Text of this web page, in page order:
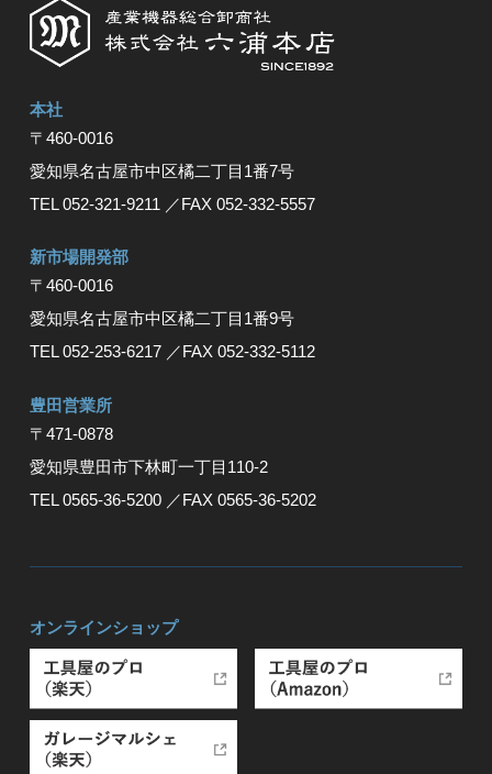
本社
〒460-0016
愛知県名古屋市中区橘⼆丁⽬1番7号
TEL 052-321-9211 ／FAX 052-332-5557
新市場開発部
〒460-0016
愛知県名古屋市中区橘二丁目1番9号
TEL 052-253-6217 ／FAX 052-332-5112
豊⽥営業所
〒471-0878
愛知県豊⽥市下林町⼀丁⽬110-2
TEL 0565-36-5200 ／FAX 0565-36-5202
オンラインショップ